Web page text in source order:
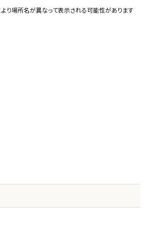
り場所名が異なって表示される可能性があります